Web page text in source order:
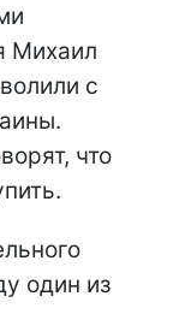
Михаил
с
что
один из